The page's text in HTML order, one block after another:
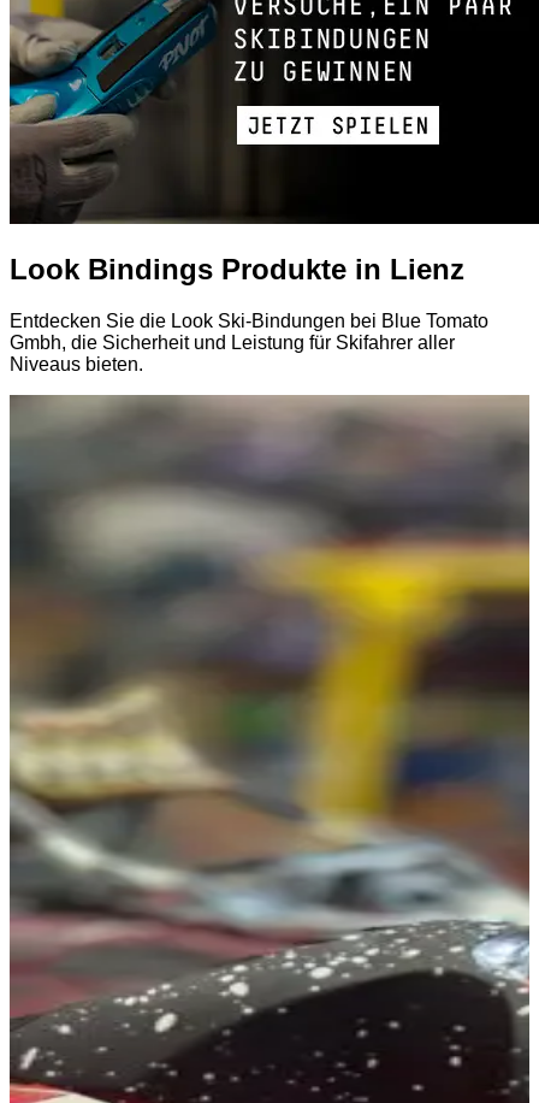
Look Bindings Produkte in Lienz
Entdecken Sie die Look Ski-Bindungen bei Blue Tomato
Gmbh, die Sicherheit und Leistung für Skifahrer aller
Niveaus bieten.